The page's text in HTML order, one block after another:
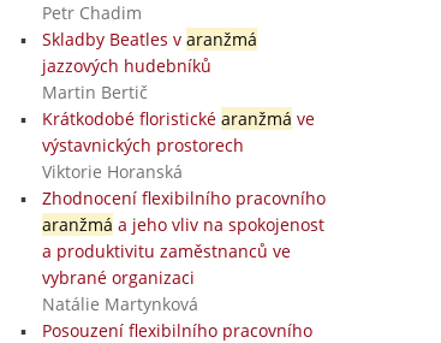
Petr Chadim
Skladby Beatles v aranžmá
jazzových hudebníků
Martin Bertič
Krátkodobé floristické aranžmá ve
výstavnických prostorech
Viktorie Horanská
Zhodnocení flexibilního pracovního
aranžmá a jeho vliv na spokojenost
a produktivitu zaměstnanců ve
vybrané organizaci
Natálie Martynková
Posouzení flexibilního pracovního